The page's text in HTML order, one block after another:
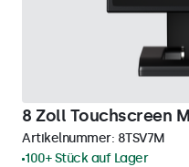
8 Zoll Touchscreen
Artikelnummer: 8TSV7M
100+ Stück auf Lager